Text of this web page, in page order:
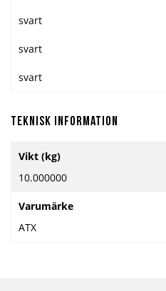
svart
svart
svart
Teknisk information
information
Vikt (kg)
10.000000
Varumärke
ATX